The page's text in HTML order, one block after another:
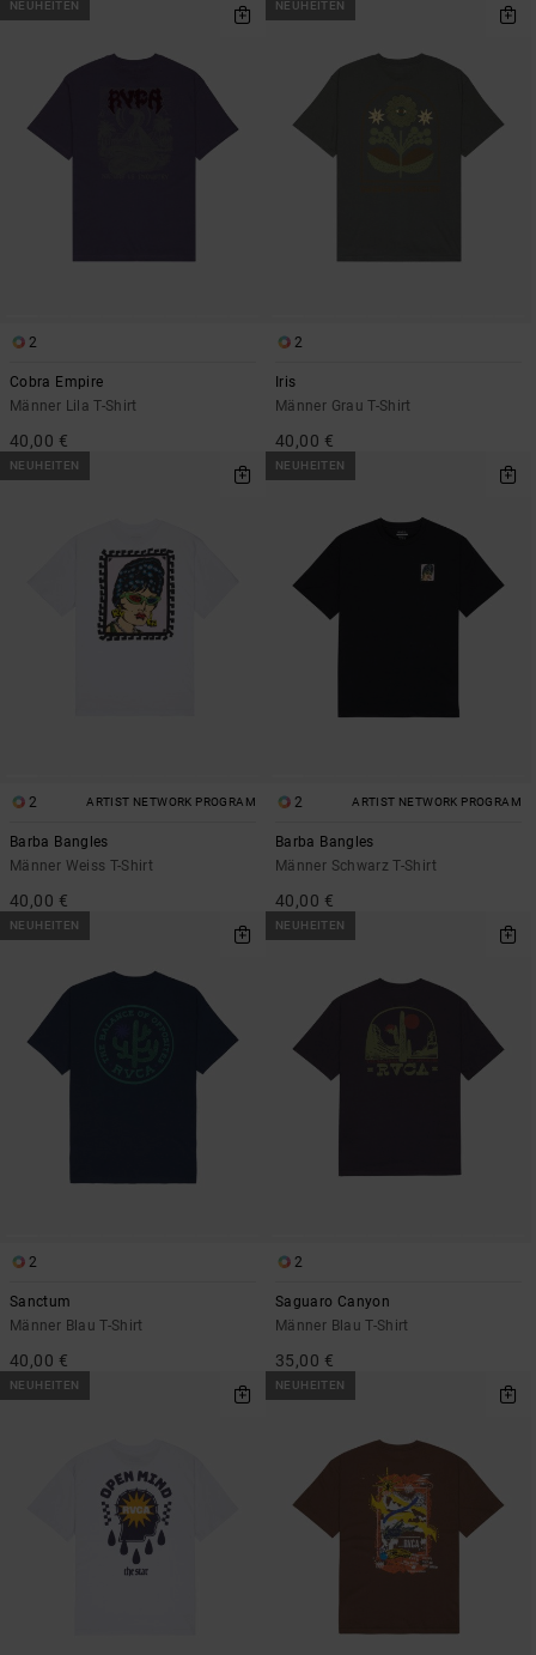
NEUHEITEN
2
Cobra Empire
Männer Lila T-Shirt
40,00 €
NEUHEITEN
2
Iris
Männer Grau T-Shirt
40,00 €
NEUHEITEN
2 ARTIST NETWORK PROGRAM
Barba Bangles
Männer Weiss T-Shirt
40,00 €
NEUHEITEN
2 ARTIST NETWORK PROGRAM
Barba Bangles
Männer Schwarz T-Shirt
40,00 €
NEUHEITEN
2
Sanctum
Männer Blau T-Shirt
40,00 €
NEUHEITEN
2
Saguaro Canyon
Männer Blau T-Shirt
35,00 €
NEUHEITEN NEUHEITEN